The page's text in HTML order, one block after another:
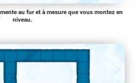
au fur et à mesure que vous montez en
niveau.